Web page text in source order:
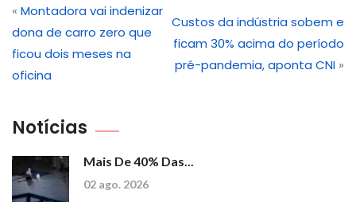
« Montadora vai indenizar
dona de carro zero que
ficou dois meses na
oficina
Custos da indústria sobem e
ficam 30% acima do período
pré-pandemia, aponta CNI »
Notícias
Mais De 40% Das...
02 ago. 2026